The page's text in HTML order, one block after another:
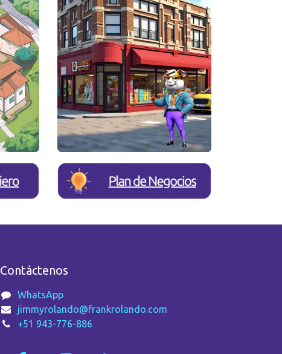
Contáctenos
WhatsApp
jimmyrolando@frankrolando.com
+51 943-776-886